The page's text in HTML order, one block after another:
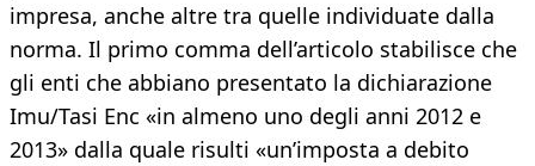
impresa, anche altre tra quelle individuate dalla
norma. Il primo comma dell’articolo stabilisce che
gli enti che abbiano presentato la dichiarazione
Imu/Tasi Enc «in almeno uno degli anni 2012 e
2013» dalla quale risulti «un’imposta a debito